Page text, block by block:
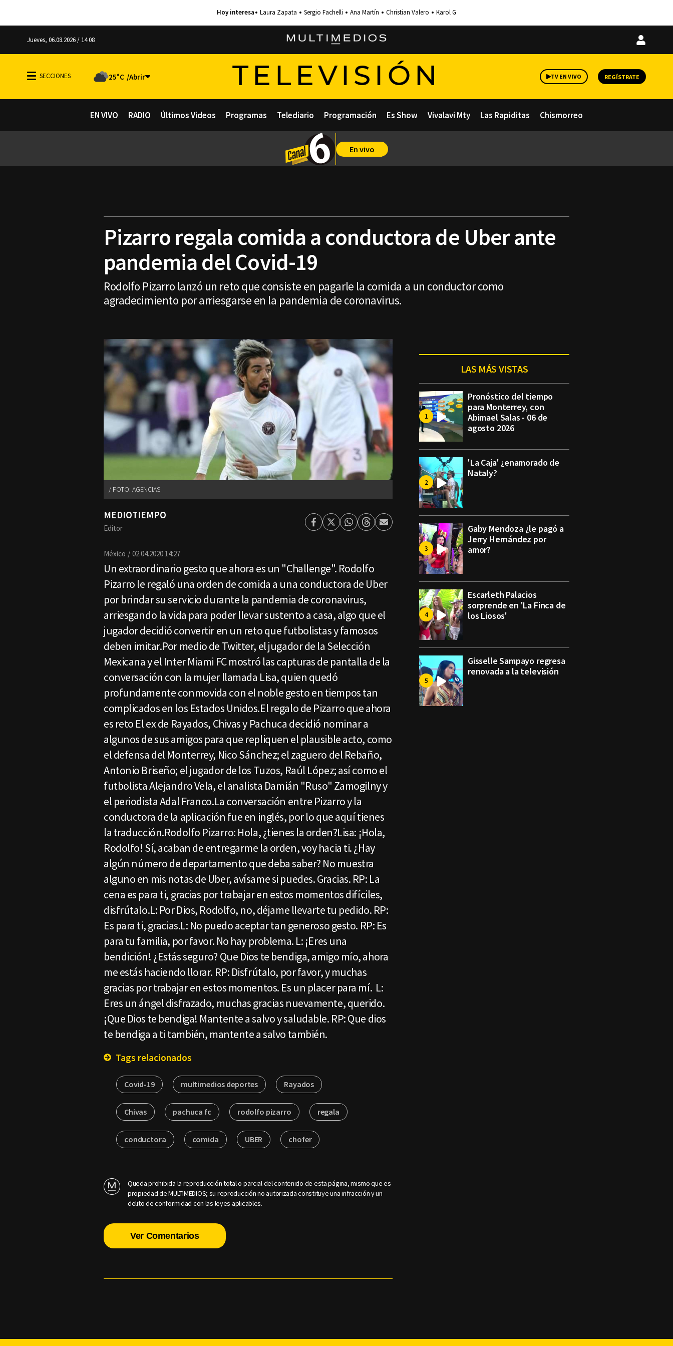
Laura Zapata Sergio Fachelli Ana Martín Christian Valero Karol G
Jueves, 06.08.2026 / 14:08
Iniciar
25°C TELEVISIÓN TV EN VIVO REGÍSTRATE
EN VIVO RADIO Últimos Videos Programas Telediario Programación Es Show Vivalavi Mty Las Rapiditas Chismorreo
En vivo
Pizarro regala comida a conductora de Uber ante
pandemia del Covid-19
Rodolfo Pizarro lanzó un reto que consiste en pagarle la comida a un conductor como
agradecimiento por arriesgarse en la pandemia de coronavirus.
FOTO: AGENCIAS
MEDIOTIEMPO
Editor Facebook
TwitterWhatsapp
ThreadsEnviar
México 02.04.2020 14:27
Un extraordinario gesto que ahora es un "Challenge". Rodolfo
Pizarro le regaló una orden de comida a una conductora de Uber
por brindar su servicio durante la pandemia de coronavirus,
arriesgando la vida para poder llevar sustento a casa, algo que el
jugador decidió convertir en un reto que futbolistas y famosos
deben imitar.Por medio de Twitter, el jugador de la Selección
Mexicana y el Inter Miami FC mostró las capturas de pantalla de la
conversación con la mujer llamada Lisa, quien quedó
profundamente conmovida con el noble gesto en tiempos tan
complicados en los Estados Unidos.El regalo de Pizarro que ahora
es reto El ex de Rayados, Chivas y Pachuca decidió nominar a
algunos de sus amigos para que repliquen el plausible acto, como
el defensa del Monterrey, Nico Sánchez; el zaguero del Rebaño,
Antonio Briseño; el jugador de los Tuzos, Raúl López; así como el
futbolista Alejandro Vela, el analista Damián "Ruso" Zamogilny y
el periodista Adal Franco.La conversación entre Pizarro y la
conductora de la aplicación fue en inglés, por lo que aquí tienes
la traducción.Rodolfo Pizarro: Hola, ¿tienes la orden?Lisa: ¡Hola,
Rodolfo! Sí, acaban de entregarme la orden, voy hacia ti. ¿Hay
algún número de departamento que deba saber? No muestra
alguno en mis notas de Uber, avísame si puedes. Gracias. RP: La
cena es para ti, gracias por trabajar en estos momentos difíciles,
disfrútalo.L: Por Dios, Rodolfo, no, déjame llevarte tu pedido. RP:
Es para ti, gracias.L: No puedo aceptar tan generoso gesto. RP: Es
para tu familia, por favor. No hay problema. L: ¡Eres una
bendición! ¿Estás seguro? Que Dios te bendiga, amigo mío, ahora
me estás haciendo llorar. RP: Disfrútalo, por favor, y muchas
gracias por trabajar en estos momentos. Es un placer para mí. L:
Eres un ángel disfrazado, muchas gracias nuevamente, querido.
¡Que Dios te bendiga! Mantente a salvo y saludable. RP: Que dios
te bendiga a ti también, mantente a salvo también.
Tags relacionados
Covid-19 multimedios deportes Rayados
Chivas pachuca fc rodolfo pizarro regala
conductora comida UBER chofer
Queda prohibida la reproducción total o parcial del contenido de esta página, mismo que es
propiedad de MULTIMEDIOS; su reproducción no autorizada constituye una infracción y un
delito de conformidad con las leyes aplicables.
Ver Comentarios
LAS MÁS VISTAS
Pronóstico del tiempo
para Monterrey, con
Abimael Salas - 06 de
agosto 2026
'La Caja' ¿enamorado de
Nataly?
Gaby Mendoza ¿le pagó a
Jerry Hernández por
amor?
Escarleth Palacios
sorprende en 'La Finca de
los Liosos'
Gisselle Sampayo regresa
renovada a la televisión